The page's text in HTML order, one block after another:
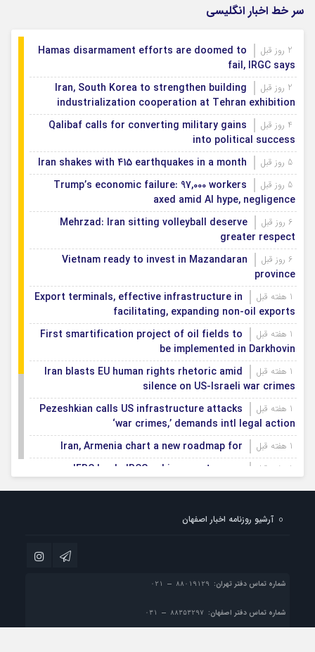
1 روز قبل رسوایی جدید رئیس فیفاسر خط اخبار انگلیسی
Hamas disarmament efforts are doomed to
fail, IRGC says
Iran, South Korea to strengthen building
industrialization cooperation at Tehran exhibition
Qalibaf calls for converting military gains
into political success
Iran shakes with 415 earthquakes in a month
Trump’s economic failure: 97,000 workers
axed amid AI hype, negligence
Mehrzad: Iran sitting volleyball deserve
greater respect
Vietnam ready to invest in Mazandaran
province
Export terminals, effective infrastructure in
facilitating, expanding non-oil exports
First smartification project of oil fields to
be implemented in Darkhovin
Iran blasts EU human rights rhetoric amid
silence on US-Israeli war crimes
Pezeshkian calls US infrastructure attacks
‘war crimes,’ demands intl legal action
Iran, Armenia chart a new roadmap for
IFRC lauds IRCS achievements, says
fate: 2026 Asian games
آرشیو روزنامه اخبار اصفهان
شماره تماس دفتر تهران:
شماره تماس دفتر اصفهان: